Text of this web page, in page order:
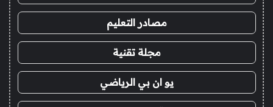
مصادر التعليم
مجلة تقنية
يو ان بي الرياضي